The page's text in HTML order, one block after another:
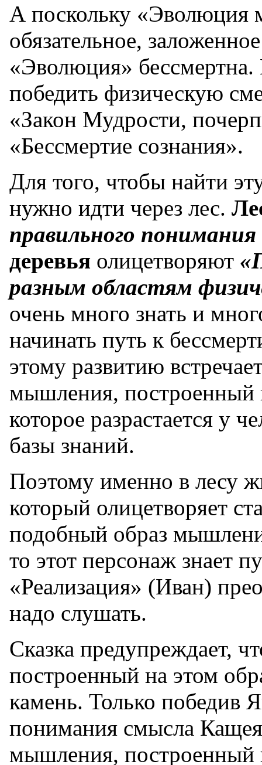
А поскольку
обязательное,
«Эволюция» бессмертна.
победить физическую
«Закон Мудрости,
«Бессмертие сознания».
Для того, чтобы найти
нужно идти через лес.
правильного
деревья олицетворяют
разным областям
очень много знать и
начинать путь к
этому развитию
мышления, построенный
которое разрастается у
базы знаний.
Поэтому именно в лесу
который олицетворяет
подобный образ
то этот персонаж знает
«Реализация» (Иван)
надо слушать.
Сказка предупреждает,
построенный на этом
камень. Только победив
понимания смысла
мышления, по